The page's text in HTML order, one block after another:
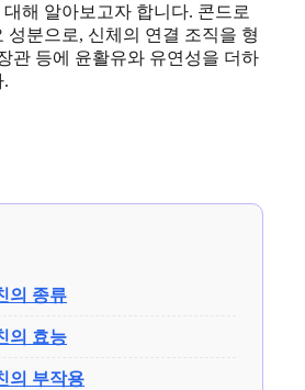
해 알아보고자 합니다. 콘드로
성분으로, 신체의 연결 조직을 형
관 등에 윤활유와 유연성을 더하
.
의 종류
의 효능
의 부작용